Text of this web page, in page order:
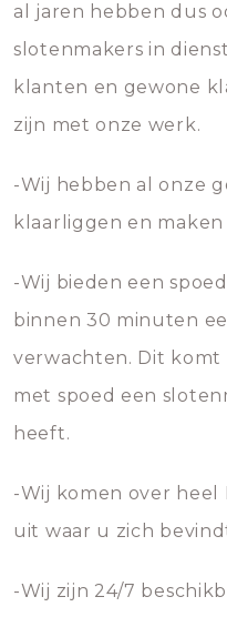
al jaren hebben dus
slotenmakers in
klanten en gewone
zijn met onze werk.
-Wij hebben al onze
klaarliggen en
-Wij bieden een
binnen 30 minuten
verwachten. Dit
met spoed een
heeft.
-Wij komen over
uit waar u zich
-Wij zijn 24/7